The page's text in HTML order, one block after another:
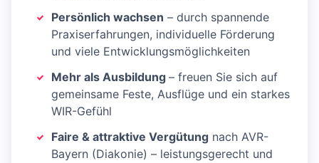
Persönlich wachsen – durch spannende
Praxiserfahrungen, individuelle Förderung
und viele Entwicklungsmöglichkeiten
Mehr als Ausbildung – freuen Sie sich auf
gemeinsame Feste, Ausflüge und ein starkes
WIR-Gefühl
Faire & attraktive Vergütung nach AVR-
Bayern (Diakonie) – leistungsgerecht und